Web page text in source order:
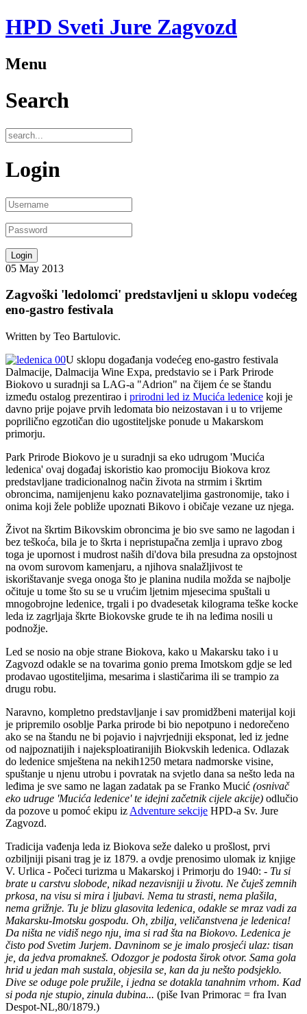
HPD Sveti Jure Zagvozd
Menu
Search
Login
05 May 2013
Zagvoški 'ledolomci' predstavljeni u sklopu vodećeg
eno-gastro festivala
Written by Teo Bartulovic.
U sklopu događanja vodećeg eno-gastro festivala
Dalmacije, Dalmacija Wine Expa, predstavio se i Park Prirode
Biokovo u suradnji sa LAG-a "Adrion" na čijem će se štandu
između ostalog prezentirao i prirodni led iz Mucića ledenice koji je
davno prije pojave prvih ledomata bio neizostavan i u to vrijeme
poprilično egzotičan dio ugostiteljske ponude u Makarskom
primorju.
Park Prirode Biokovo je u suradnji sa eko udrugom 'Mucića
ledenica' ovaj događaj iskoristio kao promociju Biokova kroz
predstavljane tradicionalnog način života na strmim i škrtim
obroncima, namijenjenu kako poznavateljima gastronomije, tako i
onima koji žele pobliže upoznati Bikovo i običaje vezane uz njega.
Život na škrtim Bikovskim obroncima je bio sve samo ne lagodan i
bez teškoća, bila je to škrta i nepristupačna zemlja i upravo zbog
toga je upornost i mudrost naših di'dova bila presudna za opstojnost
na ovom surovom kamenjaru, a njihova snalažljivost te
iskorištavanje svega onoga što je planina nudila možda se najbolje
očituje u tome što su se u vrućim ljetnim mjesecima spuštali u
mnogobrojne ledenice, trgali i po dvadesetak kilograma teške kocke
leda iz zagrljaja škrte Biokovske grude te ih na leđima nosili u
podnožje.
Led se nosio na obje strane Biokova, kako u Makarsku tako i u
Zagvozd odakle se na tovarima gonio prema Imotskom gdje se led
prodavao ugostiteljima, mesarima i slastičarima ili se trampio za
drugu robu.
Naravno, kompletno predstavljanje i sav promidžbeni materijal koji
je pripremilo osoblje Parka prirode bi bio nepotpuno i nedorečeno
ako se na štandu ne bi pojavio i najvrjedniji eksponat, led iz jedne
od najpoznatijih i najeksploatiranijih Biokvskih ledenica. Odlazak
do ledenice smještena na nekih1250 metara nadmorske visine,
spuštanje u njenu utrobu i povratak na svjetlo dana sa nešto leda na
leđima je sve samo ne lagan zadatak pa se Franko Mucić (osnivač
eko udruge 'Mucića ledenice' te idejni začetnik cijele akcije) odlučio
da pozove u pomoć ekipu iz Adventure sekcije HPD-a Sv. Jure
Zagvozd.
Tradicija vađenja leda iz Biokova seže daleko u prošlost, prvi
ozbiljniji pisani trag je iz 1879. a ovdje prenosimo ulomak iz knjige
V. Urlica - Počeci turizma u Makarskoj i Primorju do 1940: - Tu si
brate u carstvu slobode, nikad nezavisniji u životu. Ne čuješ zemnih
prkosa, na visu si mira i ljubavi. Nema tu strasti, nema plašila,
nema grižnje. Tu je blizu glasovita ledenica, odakle se mraz vadi za
Makarsku-Imotsku gospodu. Oh, zbilja, veličanstvena je ledenica!
Da ništa ne vidiš nego nju, ima si rad šta na Biokovo. Ledenica je
čisto pod Svetim Jurjem. Davninom se je imalo prosjeći ulaz: tisan
je, da jedva promakneš. Odozgor je podosta širok otvor. Sama gola
hrid u jedan mah sustala, objesila se, kan da ju nešto podsjeklo.
Dive se oduge pole pružile, i jedna se dotakla tanahnim vrhom. Kad
si poda nje stupio, zinula dubina... (piše Ivan Primorac = fra Ivan
Despot-NL,80/1879.)